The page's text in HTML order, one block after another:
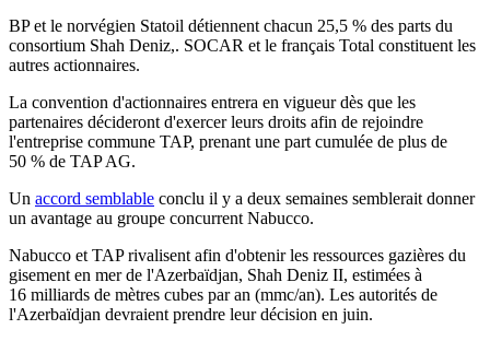
BP et le norvégien Statoil détiennent chacun 25,5 % des parts du
consortium Shah Deniz,. SOCAR et le français Total constituent les
autres actionnaires.
La convention d'actionnaires entrera en vigueur dès que les
partenaires décideront d'exercer leurs droits afin de rejoindre
l'entreprise commune TAP, prenant une part cumulée de plus de
50 % de TAP AG.
Un accord semblable conclu il y a deux semaines semblerait donner
un avantage au groupe concurrent Nabucco.
Nabucco et TAP rivalisent afin d'obtenir les ressources gazières du
gisement en mer de l'Azerbaïdjan, Shah Deniz II, estimées à
16 milliards de mètres cubes par an (mmc/an). Les autorités de
l'Azerbaïdjan devraient prendre leur décision en juin.